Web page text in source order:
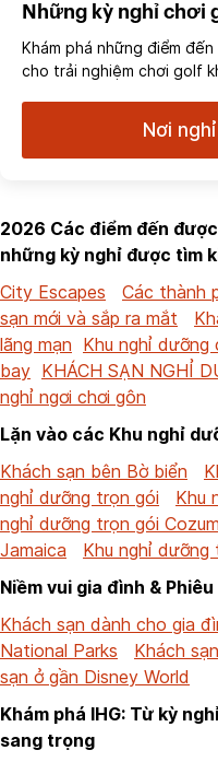
Những kỳ nghỉ chơi
Khám phá những điểm
cho trải nghiệm chơi golf
Nơi
2026 Các điểm đến
những kỳ nghỉ được tìm
City Escapes
Các thành
sạn mới và sắp ra mắt
lãng mạn Khu nghỉ
bay KHÁCH SẠN NGHỈ
nghỉ ngơi chơi gôn
Lặn vào các Khu nghỉ
Khách sạn bên Bờ biển
nghỉ dưỡng trọn gói
Khu
nghỉ dưỡng trọn gói
Jamaica
Khu nghỉ dưỡng
Niềm vui gia đình &
Khách sạn dành cho gia
National Parks
Khách
sạn ở gần Disney World
Khám phá IHG: Từ kỳ
sang trọng